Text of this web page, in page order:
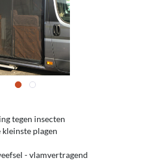
tegen insecten
kleinste plagen
- vlamvertragend